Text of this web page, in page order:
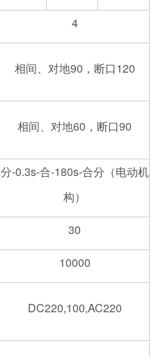
4
相间、对地90，断口120
相间、对地60，断口90
分-0.3s-合-180s-合分（电动机
构）
30
10000
DC220,100,AC220